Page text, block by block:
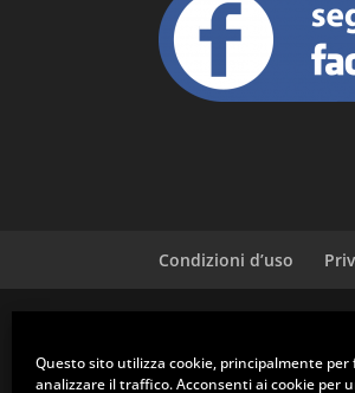
Questo sito utilizza cookie, principalmente
analizzare il traffico. Acconsenti ai cookie per
Condizioni d’uso
Orari segreteria: Mercoledì
IBAN: